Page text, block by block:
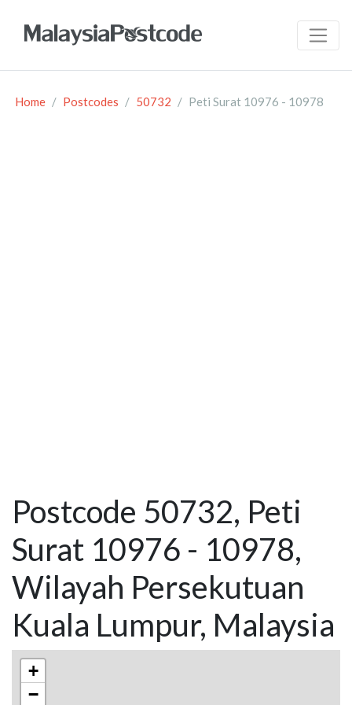
Home Postcodes 50732 Peti Surat 10976 - 10978
Postcode 50732, Peti
Surat 10976 - 10978,
Wilayah Persekutuan
Kuala Lumpur, Malaysia
+
−